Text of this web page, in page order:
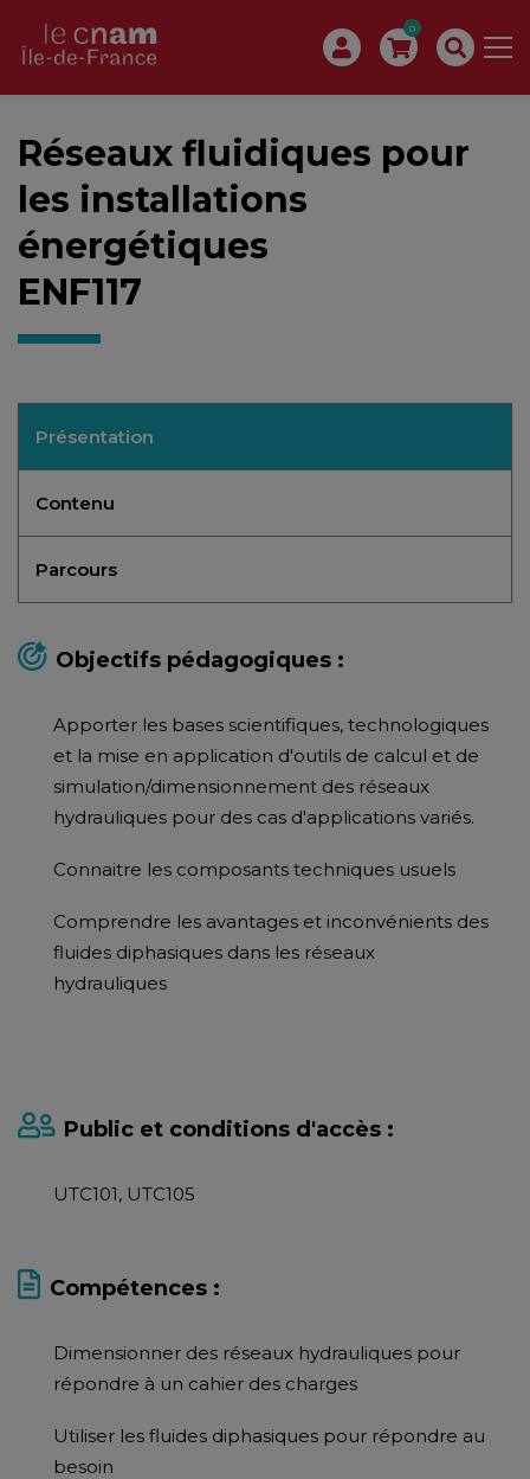
0
Réseaux fluidiques pour
les installations
énergétiques
ENF117
Présentation
Contenu
Parcours
Objectifs pédagogiques :
Apporter les bases scientifiques, technologiques
et la mise en application d'outils de calcul et de
simulation/dimensionnement des réseaux
hydrauliques pour des cas d'applications variés.
Connaitre les composants techniques usuels
Comprendre les avantages et inconvénients des
fluides diphasiques dans les réseaux
hydrauliques
Public et conditions d'accès :
UTC101, UTC105
Compétences :
Dimensionner des réseaux hydrauliques pour
répondre à un cahier des charges
Utiliser les fluides diphasiques pour répondre au
besoin